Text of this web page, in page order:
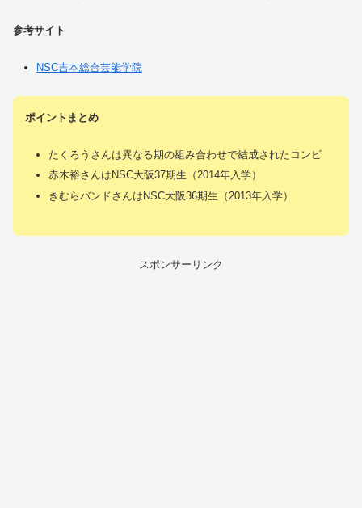
参考サイト
NSC吉本総合芸能学院
ポイントまとめ
たくろうさんは異なる期の組み合わせで結成されたコンビ
赤木裕さんはNSC大阪37期生（2014年入学）
きむらバンドさんはNSC大阪36期生（2013年入学）
スポンサーリンク